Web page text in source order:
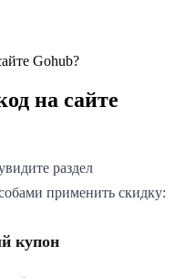
Gohub?
на сайте
раздел
применить скидку:
купон